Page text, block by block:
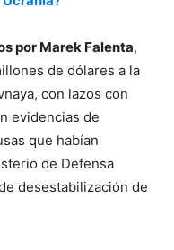
por Marek Falenta,
de dólares a la
con lazos con
evidencias de
que habían
de Defensa
desestabilización de